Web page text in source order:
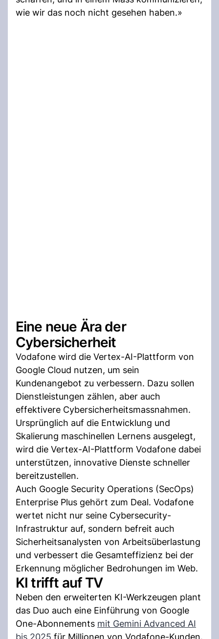
wie wir das noch nicht gesehen haben.»
Eine neue Ära der
Cybersicherheit
Vodafone wird die Vertex-AI-Plattform von
Google Cloud nutzen, um sein
Kundenangebot zu verbessern. Dazu sollen
Dienstleistungen zählen, aber auch
effektivere Cybersicherheitsmassnahmen.
Ursprünglich auf die Entwicklung und
Skalierung maschinellen Lernens ausgelegt,
wird die Vertex-AI-Plattform Vodafone dabei
unterstützen, innovative Dienste schneller
bereitzustellen.
Auch Google Security Operations (SecOps)
Enterprise Plus gehört zum Deal. Vodafone
wertet nicht nur seine Cybersecurity-
Infrastruktur auf, sondern befreit auch
Sicherheitsanalysten von Arbeitsüberlastung
und verbessert die Gesamteffizienz bei der
Erkennung möglicher Bedrohungen im Web.
KI trifft auf TV
Neben den erweiterten KI-Werkzeugen plant
das Duo auch eine Einführung von Google
One-Abonnements mit Gemini Advanced AI
bis 2025 für Millionen von Vodafone-Kunden.